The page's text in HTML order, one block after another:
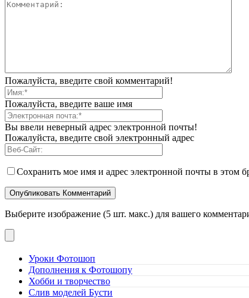
Пожалуйста, введите свой комментарий!
Пожалуйста, введите ваше имя
Вы ввели неверный адрес электронной почты!
Пожалуйста, введите свой электронный адрес
Сохранить мое имя и адрес электронной почты в этом
Выберите изображение (5 шт. макс.) для вашего
Уроки Фотошоп
Дополнения к Фотошопу
Хобби и творчество
Слив моделей Бусти